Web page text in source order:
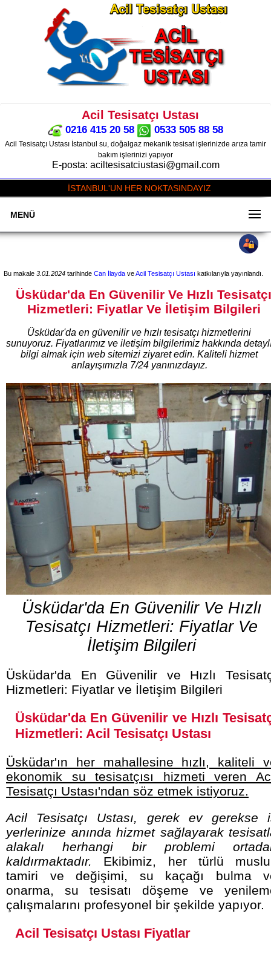
Acil Tesisatçı Ustası
0216 415 20 58 0533 505 88 58
Acil Tesisatçı Ustası İstanbul su, doğalgaz mekanik tesisat işlerinizde arıza tamir
bakım işlerinizi yapıyor
E-posta: aciltesisatciustasi@gmail.com
İSTANBUL'UN HER NOKTASINDAYIZ
MENÜ
Bu makale 3.01.2024 tarihinde Can İlayda veAcil Tesisatçı Ustası katkılarıyla yayınlandı.
Üsküdar'da En Güvenilir Ve Hızlı Tesisatçı
Hizmetleri: Fiyatlar Ve İletişim Bilgileri
Üsküdar'da en güvenilir ve hızlı tesisatçı hizmetlerini
sunuyoruz. Fiyatlarımız ve iletişim bilgilerimiz hakkında
bilgi almak için web sitemizi ziyaret edin. Kaliteli hizmet
anlayışımızla 7/24 yanınızdayız.
Üsküdar'da En Güvenilir Ve Hızlı
Tesisatçı Hizmetleri: Fiyatlar Ve
İletişim Bilgileri
Üsküdar'da En Güvenilir ve Hızlı
Hizmetleri: Fiyatlar ve İletişim Bilgileri
Üsküdar'da En Güvenilir ve Hızlı
Hizmetleri: Acil Tesisatçı Ustası
Üsküdar'ın her mahallesine hızlı, kaliteli
ekonomik su tesisatçısı hizmeti veren
Tesisatçı Ustası'ndan söz etmek istiyoruz.
Acil Tesisatçı Ustası, gerek ev gerekse
yerlerinize anında hizmet sağlayarak
alakalı herhangi bir problemi
kaldırmaktadır. Ekibimiz, her türlü
tamiri ve değişimi, su kaçağı bulma
onarma, su tesisatı döşeme ve
çalışmalarını profesyonel bir şekilde yapıyor.
Acil Tesisatçı Ustası Fiyatlar